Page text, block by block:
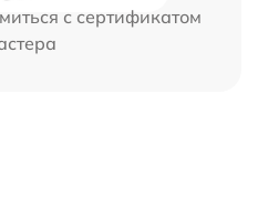
с сертификатом